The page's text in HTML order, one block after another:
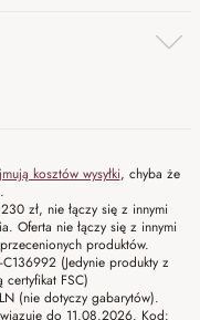
kosztów wysyłki, chyba że
zł, nie łączy się z innymi
Oferta nie łączy się z innymi
produktów.
(Jedynie produkty z
FSC)
(nie dotyczy gabarytów).
do 11.08.2026. Kod: